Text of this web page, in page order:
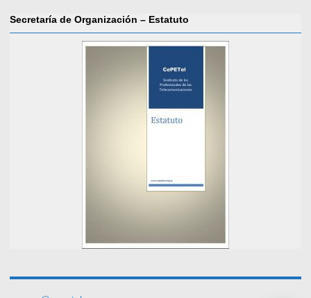
Secretaría de Organización – Estatuto